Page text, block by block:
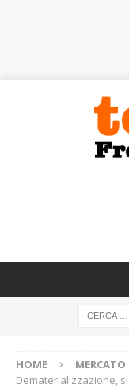
HOME MERCATO
Dematerializzazione,